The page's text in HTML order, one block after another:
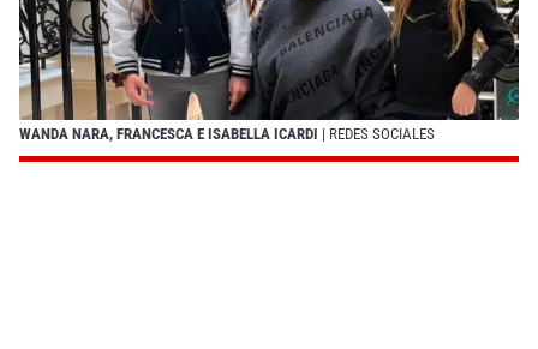
WANDA NARA, FRANCESCA E ISABELLA ICARDI | REDES SOCIALES